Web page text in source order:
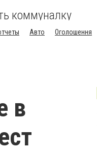
коммуналку
Авто
Оголошення
в